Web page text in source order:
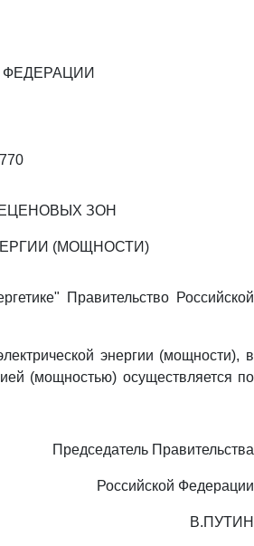
ЗОН
(МОЩНОСТИ)
Правительство Российской
энергии (мощности), в
(мощностью) осуществляется по
Председатель Правительства
Российской Федерации
В.ПУТИН